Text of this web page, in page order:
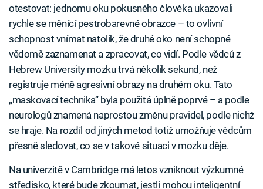
otestovat: jednomu oku pokusného člověka ukazovali
rychle se měnící pestrobarevné obrazce – to ovlivní
schopnost vnímat natolik, že druhé oko není schopné
vědomě zaznamenat a zpracovat, co vidí. Podle vědců z
Hebrew University mozku trvá několik sekund, než
registruje méně agresivní obrazy na druhém oku. Tato
„maskovací technika“ byla použitá úplně poprvé – a podle
neurologů znamená naprostou změnu pravidel, podle nichž
se hraje. Na rozdíl od jiných metod totiž umožňuje vědcům
přesně sledovat, co se v takové situaci v mozku děje.
Na univerzitě v Cambridge má letos vzniknout výzkumné
středisko, které bude zkoumat, jestli mohou inteligentní